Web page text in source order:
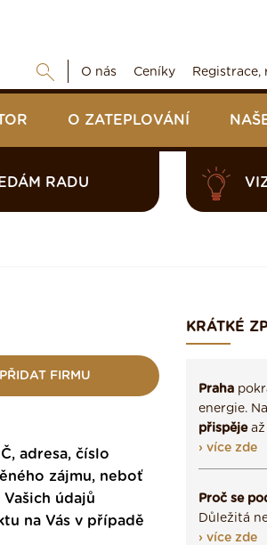
O nás Ceníky Registrace,
O ZATEPLOVÁNÍ
RADU
PŘIDAT FIRMU
adresa, číslo
zájmu, neboť
údajů
na Vás v případě
KRÁTKÉ
Praha
energie.
přispějeaž
› více zde
Proč se
Důležitá
› více zde